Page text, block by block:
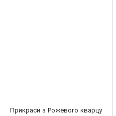
Прикраси з Рожевого кварцу